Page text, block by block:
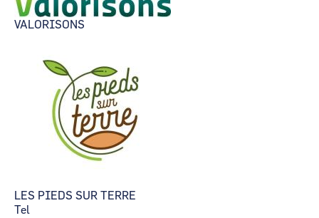
VALORISONS
LES PIEDS SUR TERRE
Tel